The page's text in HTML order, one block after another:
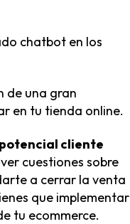
chatbot en los
de una gran
en tu tienda online.
cliente
cuestiones sobre
a cerrar la venta
que implementar
tu ecommerce.